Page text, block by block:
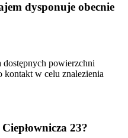
dysponuje obecnie
dostępnych powierzchni
w celu znalezienia
23?